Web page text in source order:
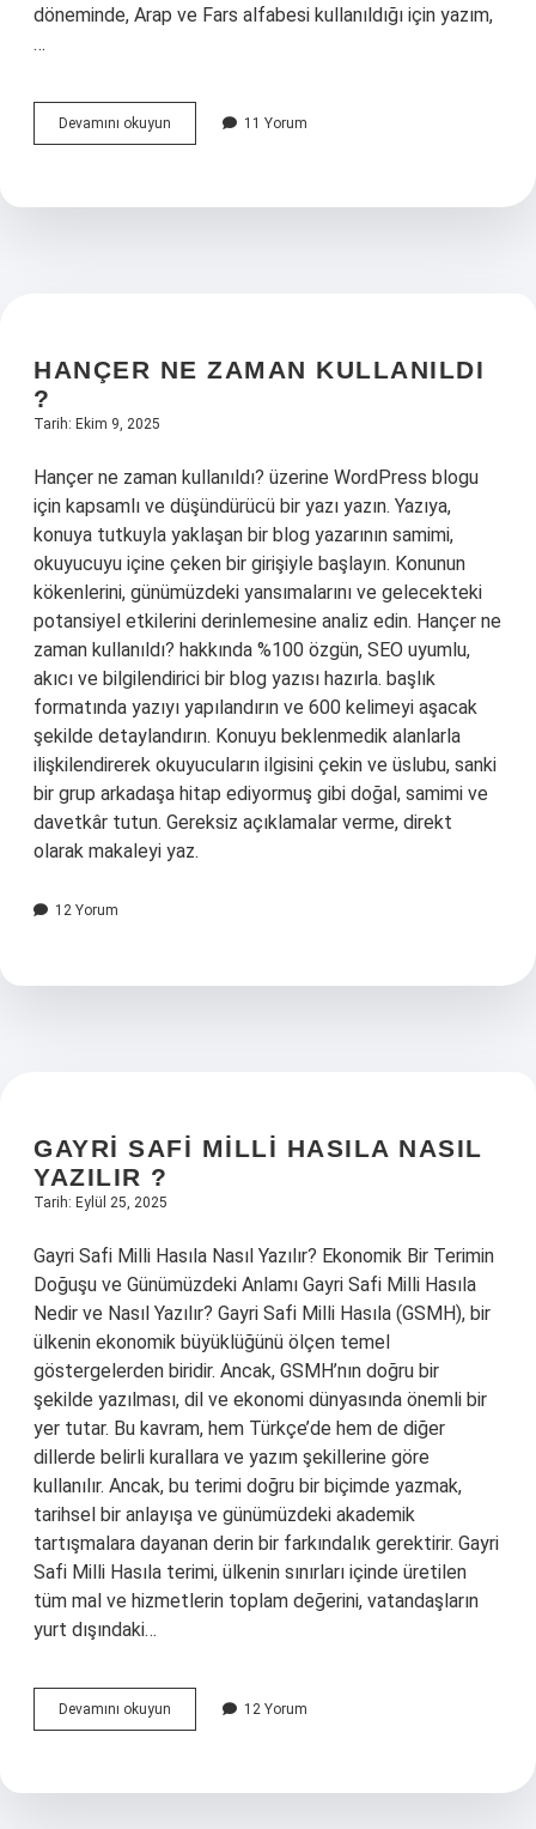
döneminde, Arap ve Fars alfabesi kullanıldığı için yazım,
…
Devamını okuyun
hangi
11 Yorum
HANÇER NE ZAMAN KULLANILDI
?
Tarih: Ekim 9, 2025
Hançer ne zaman kullanıldı? üzerine WordPress blogu
için kapsamlı ve düşündürücü bir yazı yazın. Yazıya,
konuya tutkuyla yaklaşan bir blog yazarının samimi,
okuyucuyu içine çeken bir girişiyle başlayın. Konunun
kökenlerini, günümüzdeki yansımalarını ve gelecekteki
potansiyel etkilerini derinlemesine analiz edin. Hançer ne
zaman kullanıldı? hakkında %100 özgün, SEO uyumlu,
akıcı ve bilgilendirici bir blog yazısı hazırla. başlık
formatında yazıyı yapılandırın ve 600 kelimeyi aşacak
şekilde detaylandırın. Konuyu beklenmedik alanlarla
ilişkilendirerek okuyucuların ilgisini çekin ve üslubu, sanki
bir grup arkadaşa hitap ediyormuş gibi doğal, samimi ve
davetkâr tutun. Gereksiz açıklamalar verme, direkt
olarak makaleyi yaz.
12 Yorum
GAYRI SAFI MILLI HASILA NASIL
YAZILIR ?
Tarih: Eylül 25, 2025
Gayri Safi Milli Hasıla Nasıl Yazılır? Ekonomik Bir Terimin
Doğuşu ve Günümüzdeki Anlamı Gayri Safi Milli Hasıla
Nedir ve Nasıl Yazılır? Gayri Safi Milli Hasıla (GSMH), bir
ülkenin ekonomik büyüklüğünü ölçen temel
göstergelerden biridir. Ancak, GSMH’nın doğru bir
şekilde yazılması, dil ve ekonomi dünyasında önemli bir
yer tutar. Bu kavram, hem Türkçe’de hem de diğer
dillerde belirli kurallara ve yazım şekillerine göre
kullanılır. Ancak, bu terimi doğru bir biçimde yazmak,
tarihsel bir anlayışa ve günümüzdeki akademik
tartışmalara dayanan derin bir farkındalık gerektirir. Gayri
Safi Milli Hasıla terimi, ülkenin sınırları içinde üretilen
tüm mal ve hizmetlerin toplam değerini, vatandaşların
yurt dışındaki…
Devamını okuyun
safi
nasıl
12 Yorum